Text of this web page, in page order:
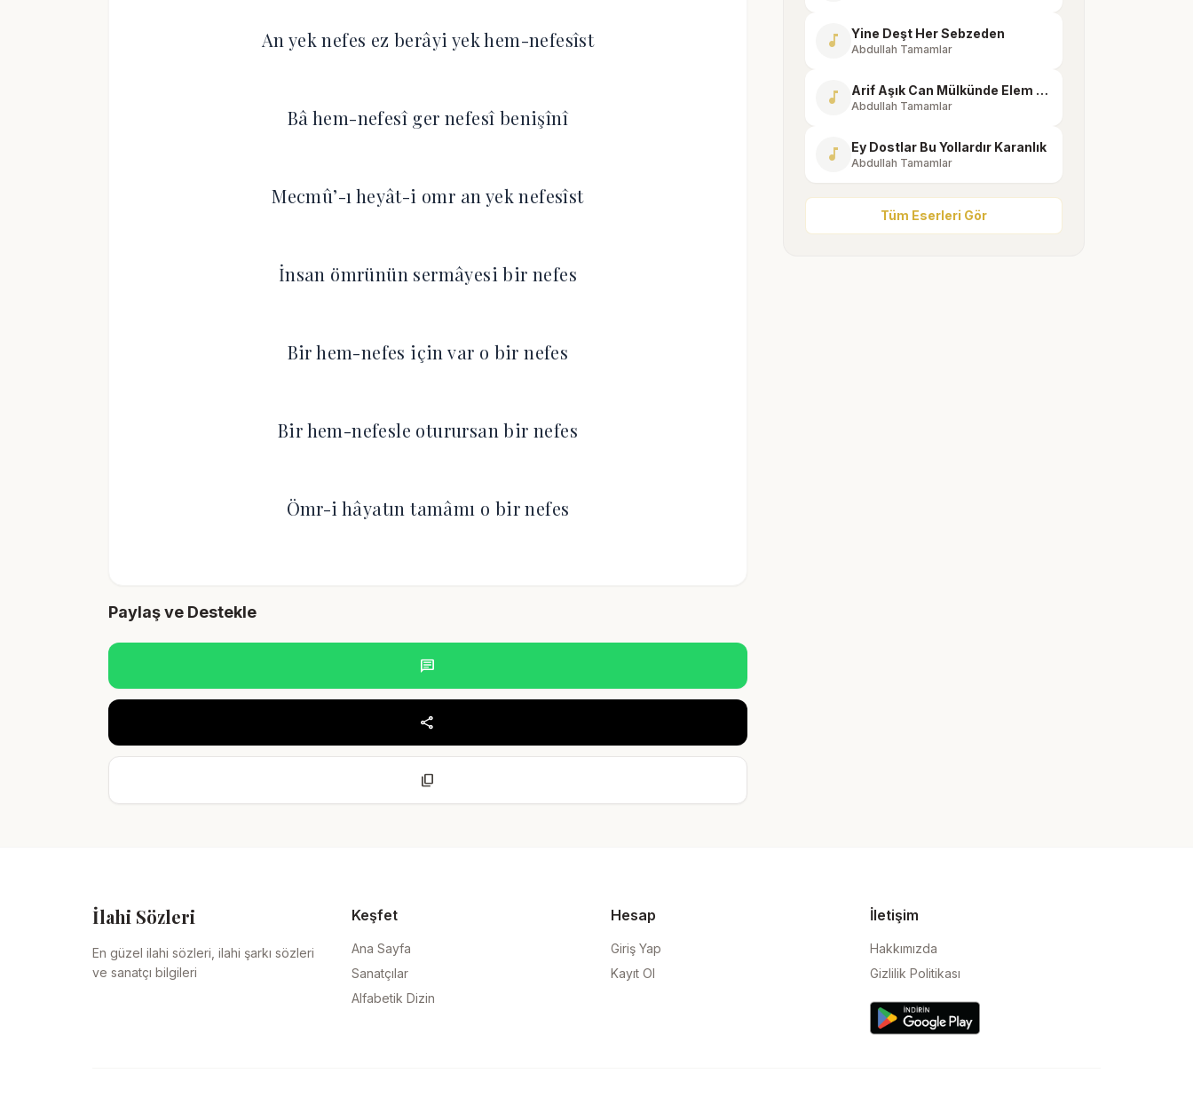
An yek nefes ez berâyi yek hem-nefesîst
Bâ hem-nefesî ger nefesî benişînî
Mecmû’-ı heyât-i omr an yek nefesîst
İnsan ömrünün sermâyesi bir nefes
Bir hem-nefes için var o bir nefes
Bir hem-nefesle oturursan bir nefes
Ömr-i hâyatın tamâmı o bir nefes
Paylaş ve Destekle
chat
share
content_copy
music_note Yine Deşt Her Sebzeden
Abdullah Tamamlar
music_note Arif Aşık Can Mülkünde Elem Çekse
Abdullah Tamamlar
music_note Ey Dostlar Bu Yollardır Karanlık
Abdullah Tamamlar
Tüm Eserleri Gör
İlahi Sözleri
En güzel ilahi sözleri, ilahi şarkı sözleri
ve sanatçı bilgileri
Keşfet
Ana Sayfa
Sanatçılar
Alfabetik Dizin
Hesap
Giriş Yap
Kayıt Ol
İletişim
Hakkımızda
Gizlilik Politikası